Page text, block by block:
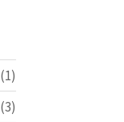
(1)
(3)